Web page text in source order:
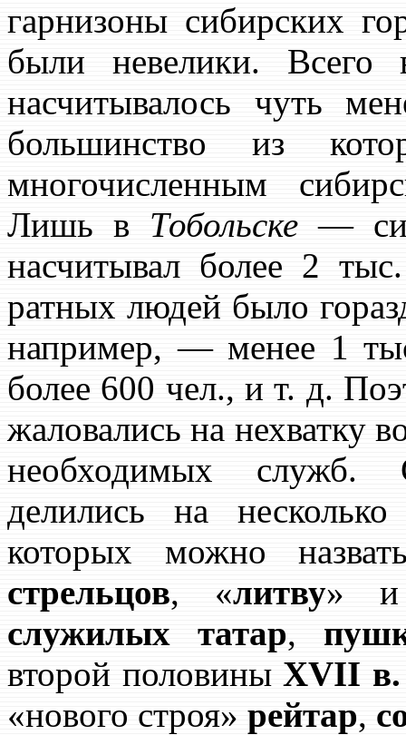
гарнизоны сибирских
были невелики.
насчитывалось чуть
большинство из
многочисленным
Лишь в Тобольске —
насчитывал более 2
ратных людей было
например, — менее 1
более 600 чел., и т. д.
жаловались на нехватку
необходимых служб.
делились на
которых можно
стрельцов, «литву»
служилых татар,
второй половиныXVII в.
«нового строя» рейтар,